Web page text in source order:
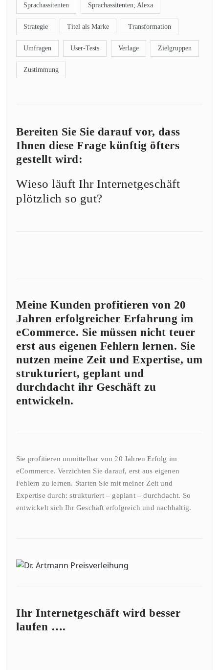
Sprachassitenten Sprachassitenten; Alexa
Strategie Titel als Marke Transformation
Umfragen User-Tests Verlage Zielgruppen
Zustimmung
Bereiten Sie Sie darauf vor, dass
Ihnen diese Frage künftig öfters
gestellt wird:
Wieso läuft Ihr Internetgeschäft
plötzlich so gut?
Meine Kunden profitieren von 20
Jahren erfolgreicher Erfahrung im
eCommerce. Sie müssen nicht teuer
erst aus eigenen Fehlern lernen. Sie
nutzen meine Zeit und Expertise, um
strukturiert, geplant und
durchdacht ihr Geschäft zu
entwickeln.
Sie profitieren unmittelbar von 20 Jahren Erfolg im
eCommerce. Verzichten Sie darauf, erst aus eigenen
Fehlern zu lernen. Starten Sie mit meiner Zeit und
Expertise durch: strukturiert – geplant – durchdacht. So
entwickelt sich Ihr Geschäft erfolgreich und nachhaltig.
Ihr Internetgeschäft wird besser
laufen ….